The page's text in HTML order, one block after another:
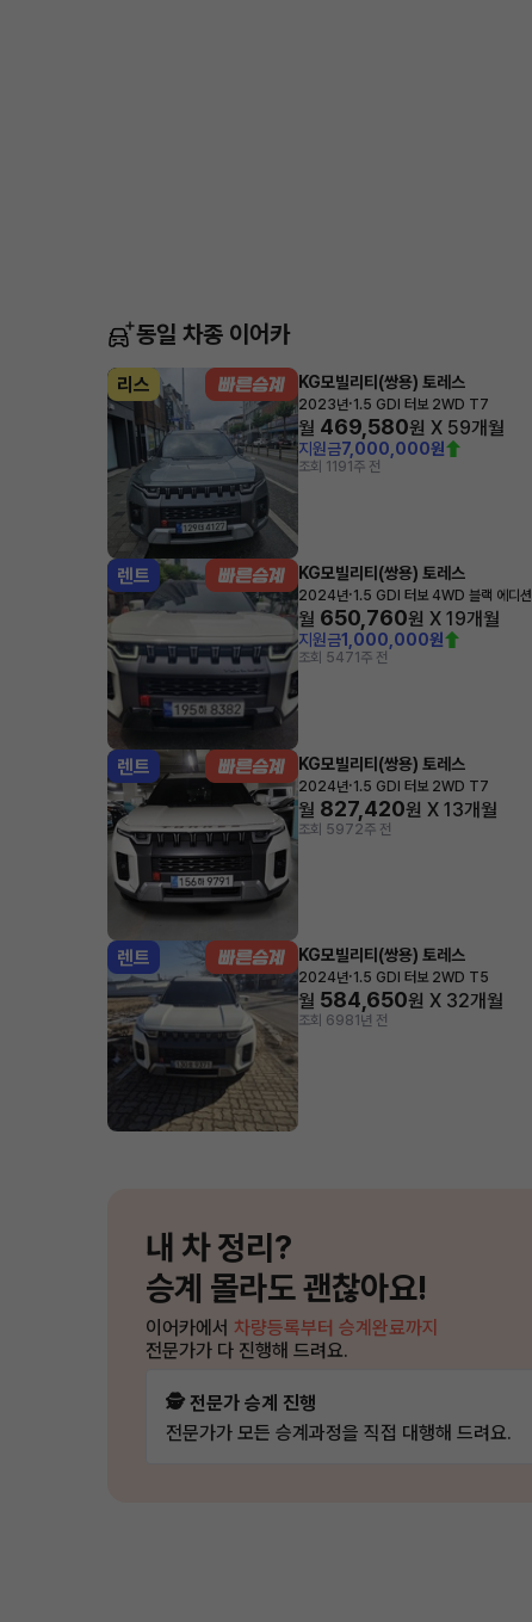
동일 차종 이어카
리스 KG모빌리티(쌍용) 토레스
2023년·1.5 GDI 터보 2WD T7
월 469,580원 X 59개월
지원금7,000,000원
조회 1191주 전
렌트 KG모빌리티(쌍용) 토레스
2024년·1.5 GDI 터보 4WD 블랙 에디션
월 650,760원 X 19개월
지원금1,000,000원
조회 5471주 전
렌트 KG모빌리티(쌍용) 토레스
2024년·1.5 GDI 터보 2WD T7
월 827,420원 X 13개월
조회 5972주 전
렌트 KG모빌리티(쌍용) 토레스
2024년·1.5 GDI 터보 2WD T5
월 584,650원 X 32개월
조회 6981년 전
내 차 정리?
승계 몰라도 괜찮아요!
이어카에서 차량등록부터 승계완료까지
전문가가 다 진행해 드려요.
🕵️ 전문가 승계 진행
전문가가 모든 승계과정을 직접 대행해 드려요.